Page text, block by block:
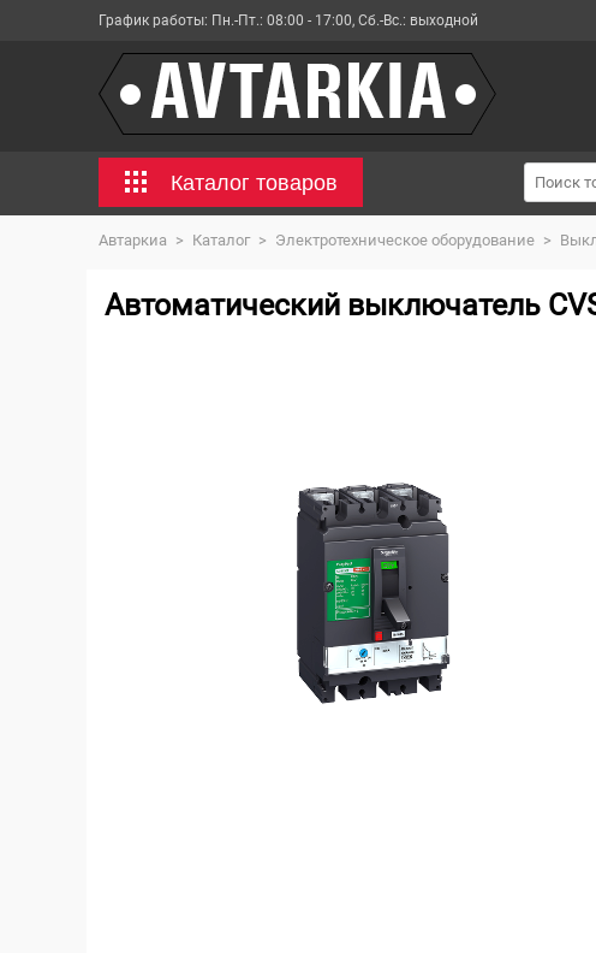
График работы: Пн.-Пт.: 08:00 - 17:00, Сб.-Вс.: выходной
Каталог товаров
Автаркиа > Каталог > Электротехническое оборудование >
Автоматический выключатель